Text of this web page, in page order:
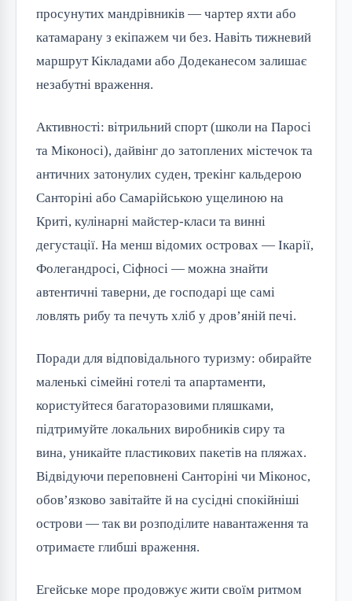
просунутих мандрівників — чартер яхти або
катамарану з екіпажем чи без. Навіть тижневий
маршрут Кікладами або Додеканесом залишає
незабутні враження.
Активності: вітрильний спорт (школи на Паросі
та Міконосі), дайвінг до затоплених містечок та
античних затонулих суден, трекінг кальдерою
Санторіні або Самарійською ущелиною на
Криті, кулінарні майстер-класи та винні
дегустації. На менш відомих островах — Ікарії,
Фолегандросі, Сіфносі — можна знайти
автентичні таверни, де господарі ще самі
ловлять рибу та печуть хліб у дров’яній печі.
Поради для відповідального туризму: обирайте
маленькі сімейні готелі та апартаменти,
користуйтеся багаторазовими пляшками,
підтримуйте локальних виробників сиру та
вина, уникайте пластикових пакетів на пляжах.
Відвідуючи переповнені Санторіні чи Міконос,
обов’язково завітайте й на сусідні спокійніші
острови — так ви розподілите навантаження та
отримаєте глибші враження.
Егейське море продовжує жити своїм ритмом